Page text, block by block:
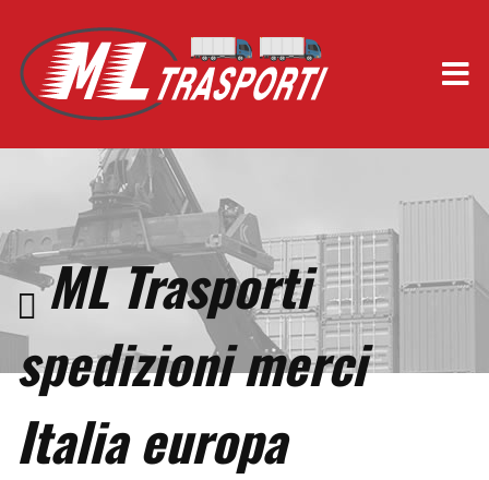
ML Trasporti
spedizioni merci
Italia europa